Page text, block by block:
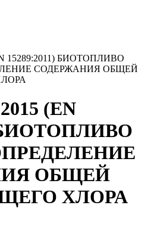
15289:2011) БИОТОПЛИВО
СОДЕРЖАНИЯ ОБЩЕЙ
(EN
БИОТОПЛИВО
ОБЩЕЙ
ХЛОРА